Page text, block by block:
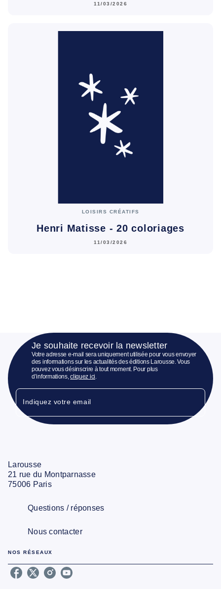
11/03/2026
LOISIRS CRÉATIFS
Henri Matisse - 20 coloriages
11/03/2026
Je souhaite recevoir la newsletter
Votre adresse e-mail sera uniquement utilisée pour vous envoyer
des informations sur les actualités des éditions Larousse. Vous
pouvez vous désinscrire à tout moment. Pour plus
d’informations,cliquez ici.
Indiquez votre email
Larousse
21 rue du Montparnasse
75006 Paris
Questions / réponses
Nous contacter
NOS RÉSEAUX